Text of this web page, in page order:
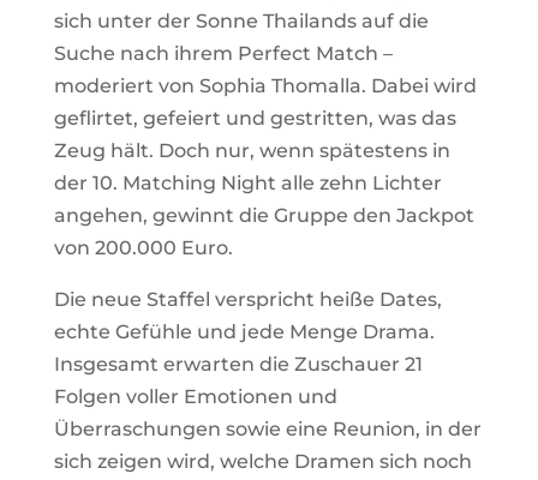
sich unter der Sonne Thailands auf die
Suche nach ihrem Perfect Match –
moderiert von Sophia Thomalla. Dabei wird
geflirtet, gefeiert und gestritten, was das
Zeug hält. Doch nur, wenn spätestens in
der 10. Matching Night alle zehn Lichter
angehen, gewinnt die Gruppe den Jackpot
von 200.000 Euro.
Die neue Staffel verspricht heiße Dates,
echte Gefühle und jede Menge Drama.
Insgesamt erwarten die Zuschauer 21
Folgen voller Emotionen und
Überraschungen sowie eine Reunion, in der
sich zeigen wird, welche Dramen sich noch